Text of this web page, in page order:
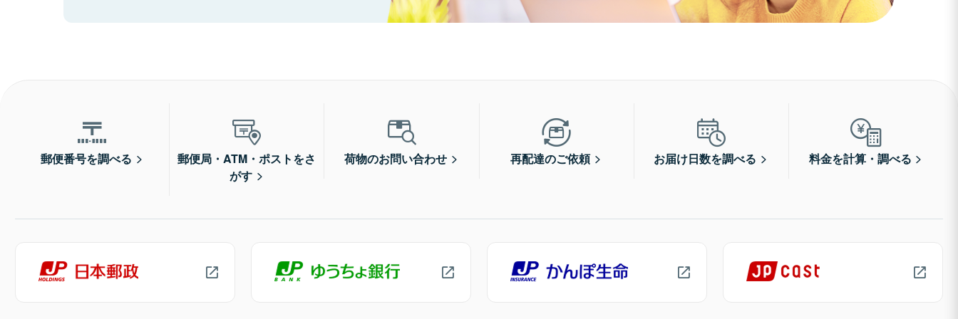
郵便番号を調べる
郵便局・ATM・ポストをさ
がす
荷物のお問い合わせ 再配達のご依頼 お届け日数を調べる 料金を計算・調べる